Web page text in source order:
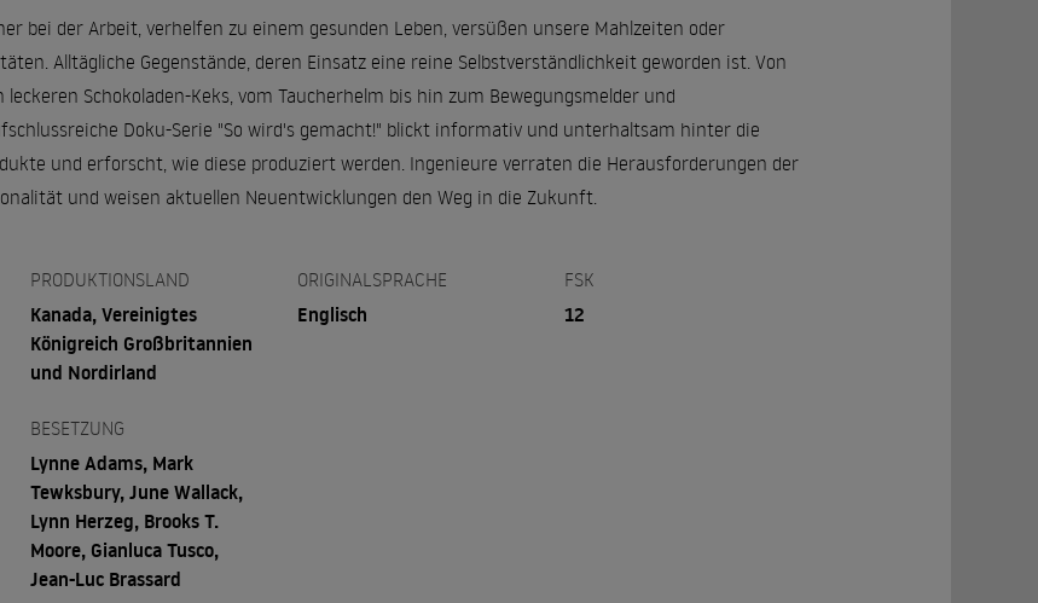
bei der Arbeit, verhelfen zu einem gesunden Leben, versüßen unsere Mahlzeiten oder
Alltägliche Gegenstände, deren Einsatz eine reine Selbstverständlichkeit geworden ist. Von
Schokoladen-Keks, vom Taucherhelm bis hin zum Bewegungsmelder und
Doku-Serie "So wird's gemacht!" blickt informativ und unterhaltsam hinter die
und erforscht, wie diese produziert werden. Ingenieure verraten die Herausforderungen der
und weisen aktuellen Neuentwicklungen den Weg in die Zukunft.
PRODUKTIONSLAND
Kanada, Vereinigtes
Königreich Großbritannien
und Nordirland
ORIGINALSPRACHE
Englisch
FSK
12
BESETZUNG
Lynne Adams, Mark
Tewksbury, June Wallack,
Lynn Herzeg, Brooks T.
Moore, Gianluca Tusco,
Jean-Luc Brassard